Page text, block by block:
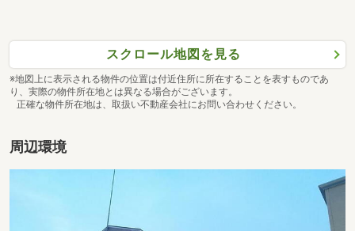
スクロール地図を見る
※地図上に表示される物件の位置は付近住所に所在することを表すものであ
り、実際の物件所在地とは異なる場合がございます。
正確な物件所在地は、取扱い不動産会社にお問い合わせください。
周辺環境